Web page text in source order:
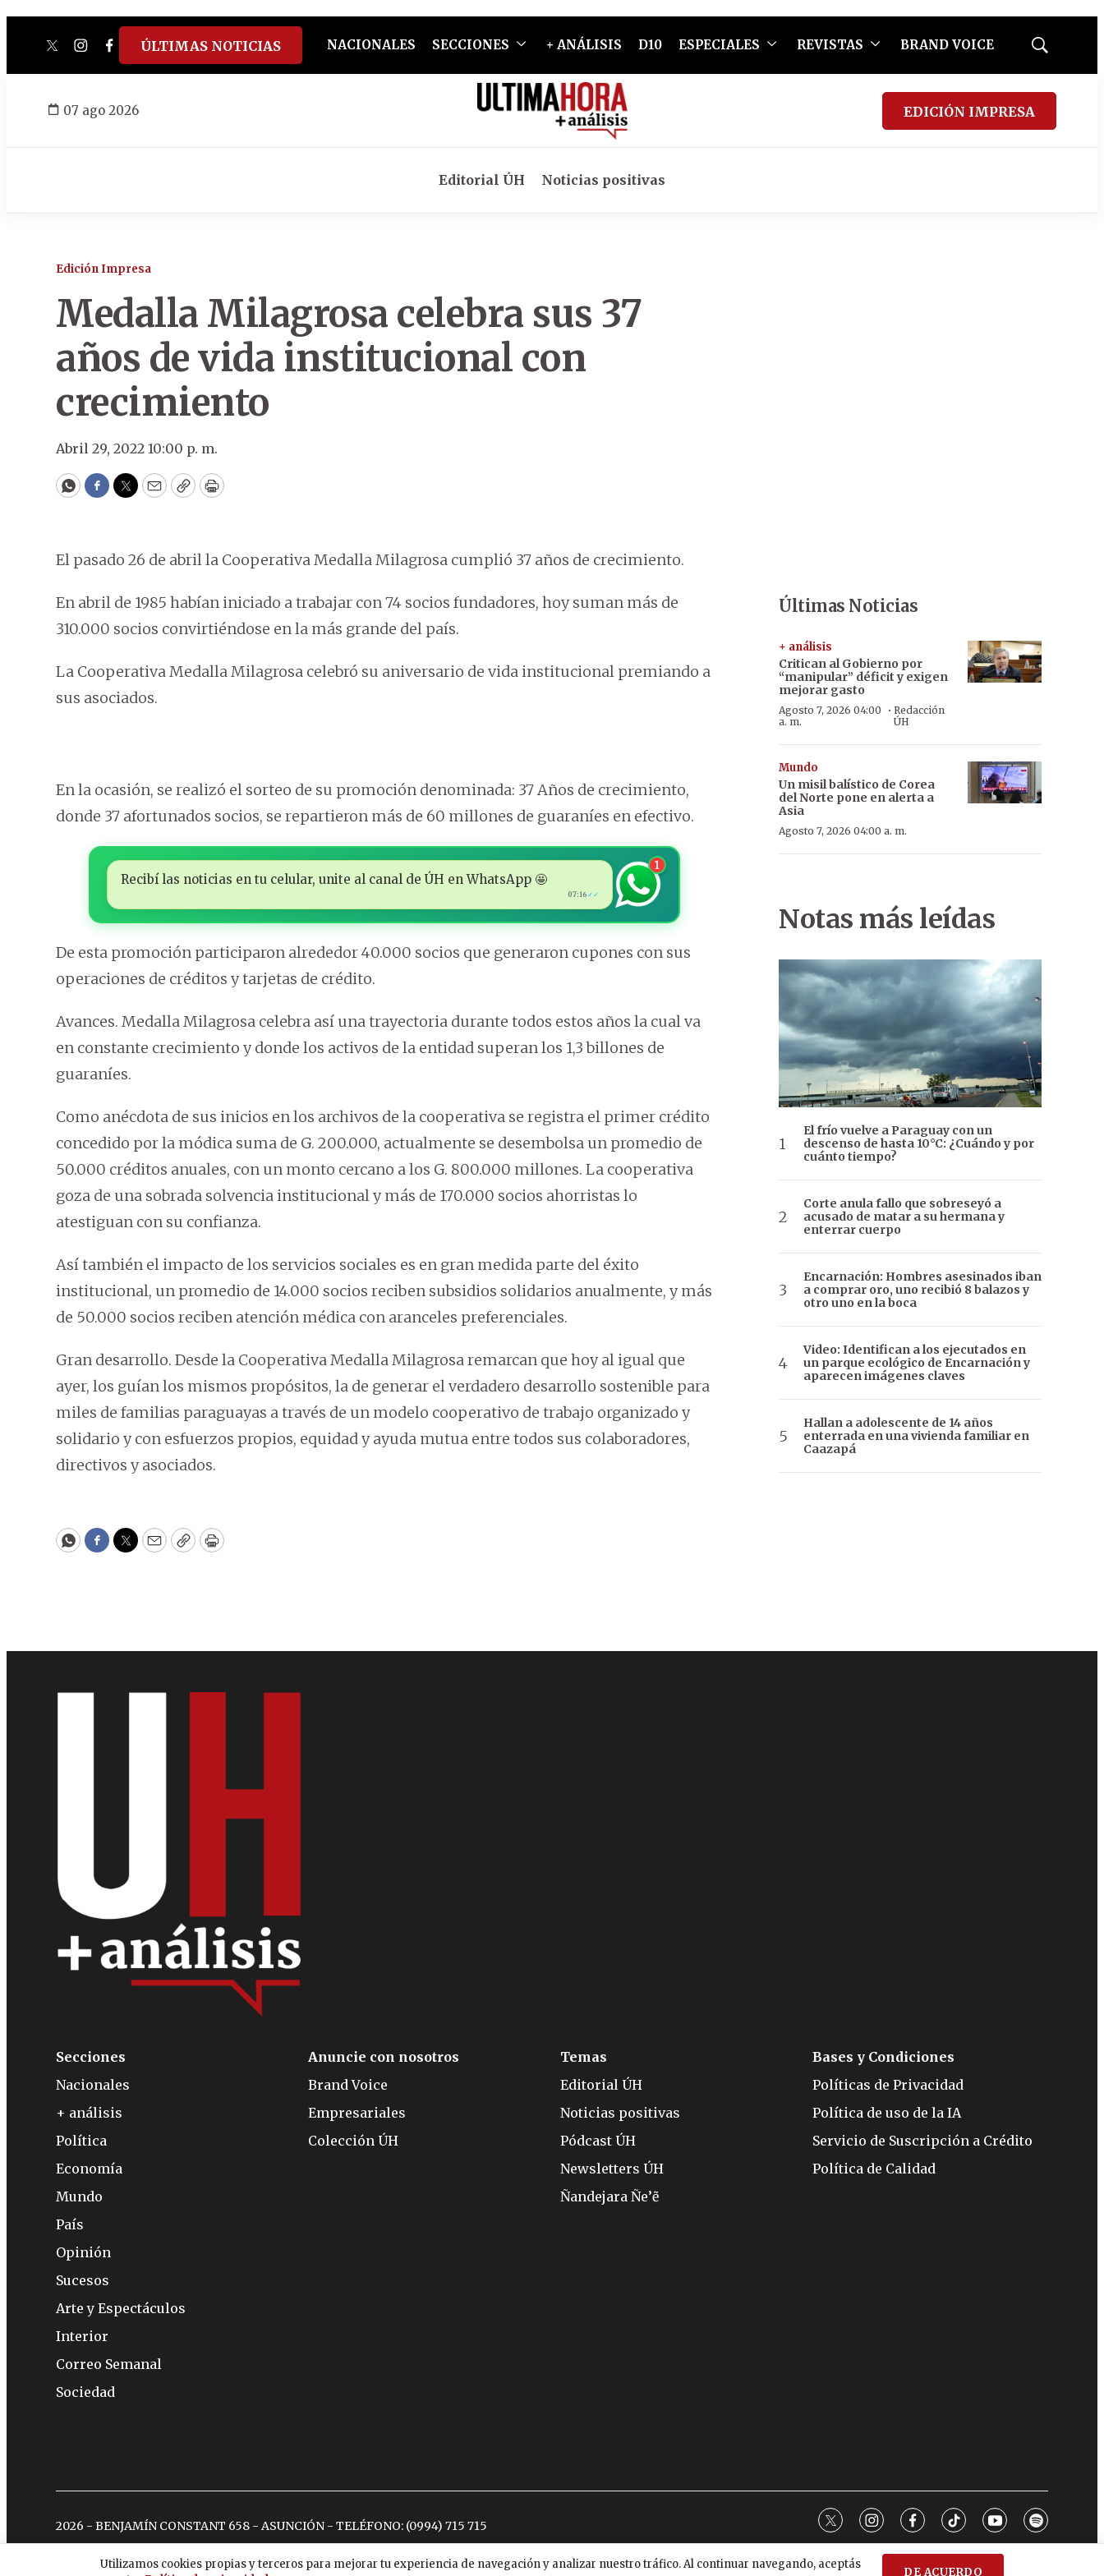
twitterinstagram
facebook
tiktokyoutube
spotify
ÚLTIMAS NOTICIAS NACIONALES SECCIONES + ANÁLISIS D10 ESPECIALES REVISTAS BRAND VOICE
Mostrar
07 ago 2026 EDICIÓN IMPRESA
Editorial ÚH Noticias positivas
Edición Impresa
Medalla Milagrosa celebra sus 37
años de vida institucional con
crecimiento
Abril 29, 2022 10:00 p. m.
WhatsApp
Facebook
Twitter
EmailCopyPrint
El pasado 26 de abril la Cooperativa Medalla Milagrosa cumplió 37 años de crecimiento.
En abril de 1985 habían iniciado a trabajar con 74 socios fundadores, hoy suman más de
310.000 socios convirtiéndose en la más grande del país.
La Cooperativa Medalla Milagrosa celebró su aniversario de vida institucional premiando a
sus asociados.
En la ocasión, se realizó el sorteo de su promoción denominada: 37 Años de crecimiento,
donde 37 afortunados socios, se repartieron más de 60 millones de guaraníes en efectivo.
Recibí las noticias en tu celular, unite al canal de ÚH en WhatsApp 🤩
07:16 ✓✓
1
De esta promoción participaron alrededor 40.000 socios que generaron cupones con sus
operaciones de créditos y tarjetas de crédito.
Avances. Medalla Milagrosa celebra así una trayectoria durante todos estos años la cual va
en constante crecimiento y donde los activos de la entidad superan los 1,3 billones de
guaraníes.
Como anécdota de sus inicios en los archivos de la cooperativa se registra el primer crédito
concedido por la módica suma de G. 200.000, actualmente se desembolsa un promedio de
50.000 créditos anuales, con un monto cercano a los G. 800.000 millones. La cooperativa
goza de una sobrada solvencia institucional y más de 170.000 socios ahorristas lo
atestiguan con su confianza.
Así también el impacto de los servicios sociales es en gran medida parte del éxito
institucional, un promedio de 14.000 socios reciben subsidios solidarios anualmente, y más
de 50.000 socios reciben atención médica con aranceles preferenciales.
Gran desarrollo. Desde la Cooperativa Medalla Milagrosa remarcan que hoy al igual que
ayer, los guían los mismos propósitos, la de generar el verdadero desarrollo sostenible para
miles de familias paraguayas a través de un modelo cooperativo de trabajo organizado y
solidario y con esfuerzos propios, equidad y ayuda mutua entre todos sus colaboradores,
directivos y asociados.
WhatsApp
Facebook
Twitter
EmailCopyPrint
Últimas Noticias
+ análisis
Critican al Gobierno por
“manipular” déficit y exigen
mejorar gasto
Agosto 7, 2026 04:00
a. m.
· Redacción
ÚH
Mundo
Un misil balístico de Corea
del Norte pone en alerta a
Asia
Agosto 7, 2026 04:00 a. m.
Notas más leídas
El frío vuelve a Paraguay con un
descenso de hasta 10°C: ¿Cuándo y por
cuánto tiempo?
Corte anula fallo que sobreseyó a
acusado de matar a su hermana y
enterrar cuerpo
Encarnación: Hombres asesinados iban
a comprar oro, uno recibió 8 balazos y
otro uno en la boca
Video: Identifican a los ejecutados en
un parque ecológico de Encarnación y
aparecen imágenes claves
Hallan a adolescente de 14 años
enterrada en una vivienda familiar en
Caazapá
Utilizamos cookies propias y terceros para mejorar tu experiencia de navegación y analizar nuestro tráfico. Al continuar navegando, aceptás
DE ACUERDO
Secciones
Nacionales
+ análisis
Política
Economía
Mundo
País
Opinión
Sucesos
Arte y Espectáculos
Interior
Correo Semanal
Sociedad
Anuncie con nosotros
Brand Voice
Empresariales
Colección ÚH
Temas
Editorial ÚH
Noticias positivas
Pódcast ÚH
Newsletters ÚH
Ñandejara Ñe’ẽ
Bases y Condiciones
Políticas de Privacidad
Política de uso de la IA
Servicio de Suscripción a Crédito
Política de Calidad
2026 - BENJAMÍN CONSTANT 658 - ASUNCIÓN - TELÉFONO: (0994) 715 715 twitterinstagram
facebooktiktokyoutubespotify